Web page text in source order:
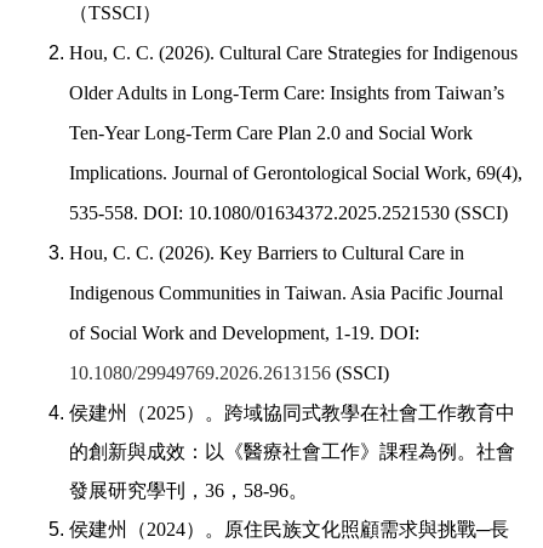
（TSSCI）
Hou, C. C. (2026). Cultural Care Strategies for Indigenous
Older Adults in Long-Term Care: Insights from Taiwan’s
Ten-Year Long-Term Care Plan 2.0 and Social Work
Implications. Journal of Gerontological Social Work, 69(4),
535-558. DOI: 10.1080/01634372.2025.2521530 (SSCI)
Hou, C. C. (2026). Key Barriers to Cultural Care in
Indigenous Communities in Taiwan. Asia Pacific Journal
of Social Work and Development, 1-19. DOI:
10.1080/29949769.2026.2613156 (SSCI)
侯建州（2025）。跨域協同式教學在社會工作教育中
的創新與成效：以《醫療社會工作》課程為例。社會
發展研究學刊， 36 ， 58-96。
侯建州（2024）。原住民族文化照顧需求與挑戰─長